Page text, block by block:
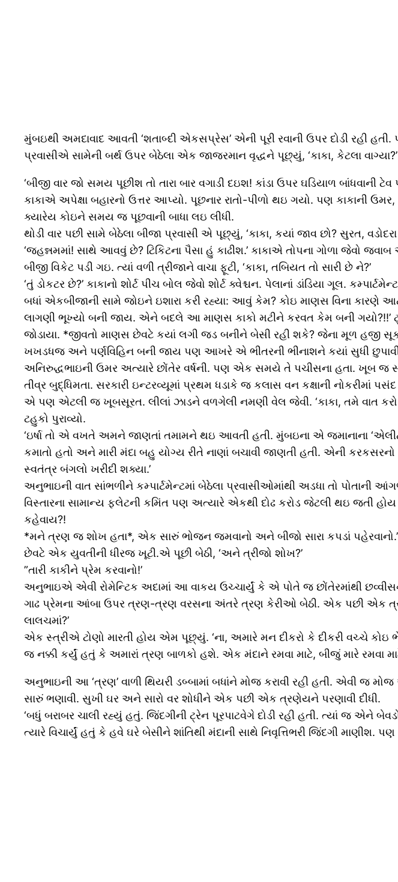
મુંબઇથી અમદાવાદ આવતી ‘શતાબ્દી એકસપ્રેસ’ એની પૂરી રવાની ઉપર દોડી રહી
પ્રવાસીએ સામેની બર્થ ઉપર બેઠેલા એક જાજરમાન વૃદ્ધને પૂછ્યું, ‘કાકા, કેટલા વાગ્યા?’
‘બીજી વાર જો સમય પૂછીશ તો તારા બાર વગાડી દઇશ! કાંડા ઉપર ઘડિયાળ બાંધવાની ટેવ
કાકાએ અપેક્ષા બહારનો ઉત્તર આપ્યો. પૂછનાર રાતો-પીળો થઇ ગયો. પણ
ક્યારેય કોઇને સમય જ પૂછવાની બાધા લઇ લીધી.
થોડી વાર પછી સામે બેઠેલા બીજા પ્રવાસી એ પૂછ્યું, ‘કાકા, કયાં જાવ છો? સુરત,
‘જહન્નમમાં! સાથે આવવું છે? ટિકિટના પૈસા હું કાઢીશ.’ કાકાએ તોપના ગોળા જેવો
બીજી વિકેટ પડી ગઇ. ત્યાં વળી ત્રીજાને વાચા ફૂટી, ‘કાકા, તબિયત તો સારી છે ને?’
‘તું ડોકટર છે?’ કાકાનો શોર્ટ પીચ બોલ જેવો શોર્ટ ક્વેશ્ચન. પેલાનાં ડાંડિયા ગૂલ.
બધાં એકબીજાની સામે જોઇને ઇશારા કરી રહ્યા: આવું કેમ? કોઇ માણસ વિના
લાગણી ભૂખ્યો બની જાય. એને બદલે આ માણસ કાકો મટીને કરવત કેમ બની ગયો?!!’
જોડાયા. *જીવતો માણસ છેવટે કયાં લગી જડ બનીને બેસી રહી શકે? જેના મૂળ હજી
ખખડધજ અને પર્ણવિહિન બની જાય પણ આખરે એ ભીતરની ભીનાશને કયાં સુધી છુપાવી
અનિરુદ્ધભાઇની ઉમર અત્યારે છોંતેર વર્ષની. પણ એક સમયે તે પચીસના હતા. ખૂબ જ
તીવ્ર બુદ્ધિમતા. સરકારી ઇન્ટરવ્યૂમાં પ્રથમ ધડાકે જ કલાસ વન કક્ષાની નોકરીમાં
એ પણ એટલી જ ખૂબસૂરત. લીલાં ઝાડને વળગેલી નમણી વેલ જેવી. ‘કાકા, તમે વાત
ટહુકો પુરાવ્યો.
‘ઇર્ષા તો એ વખતે અમને જાણતાં તમામને થઇ આવતી હતી. મુંબઇના એ જમાનાના
કમાતો હતો અને મારી મંદા બહુ યોગ્ય રીતે નાણાં બચાવી જાણતી હતી. એની
સ્વતંત્ર બંગલો ખરીદી શક્યા.’
અનુભાઇની વાત સાંભળીને કમ્પાર્ટમેન્ટમાં બેઠેલા પ્રવાસીઓમાંથી અડધા તો
વિસ્તારના સામાન્ય ફલેટની કમિંત પણ અત્યારે એકથી દોઢ કરોડ જેટલી થઇ જતી
કહેવાય?!
*મને ત્રણ જ શોખ હતા*, એક સારું ભોજન જમવાનો અને બીજો સારા કપડાં
છેવટે એક યુવતીની ધીરજ ખૂટી.એ પૂછી બેઠી, ‘અને ત્રીજો શોખ?’
”તારી કાકીને પ્રેમ કરવાનો!’
અનુભાઇએ એવી રોમેન્ટિક અદામાં આ વાકય ઉચ્ચાર્યું કે એ પોતે જ છોંતેરમાંથી
ગાઢ પ્રેમના આંબા ઉપર ત્રણ-ત્રણ વરસના અંતરે ત્રણ કેરીઓ બેઠી. એક પછી એક ત્રણ
લાલચમાં?’
એક સ્ત્રીએ ટોણો મારતી હોય એમ પૂછ્યું. ‘ના, અમારે મન દીકરો કે દીકરી વચ્ચે
જ નક્કી કર્યું હતું કે અમારાં ત્રણ બાળકો હશે. એક મંદાને રમવા માટે, બીજું મારે રમવા
અનુભાઇની આ ‘ત્રણ’ વાળી થિયરી ડબ્બામાં બધાંને મોજ કરાવી રહી હતી. એવી
સારું ભણાવી. સુખી ઘર અને સારો વર શોધીને એક પછી એક ત્રણેયને પરણાવી દીધી.
‘બધું બરાબર ચાલી રહ્યું હતું. જિંદગીની ટ્રેન પૂરપાટવેગે દોડી રહી હતી. ત્યાં જ એને
ત્યારે વિચાર્યું હતું કે હવે ઘરે બેસીને શાંતિથી મંદાની સાથે નિવૃત્તિભરી જિંદગી